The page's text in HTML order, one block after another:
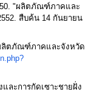
"ผลิตภัณฑ์ภาคและ
สืบค้น 14 กันยายน
ลิตภัณฑ์ภาคและจังหวัด
ละการกัดเซาะชายฝั่ง